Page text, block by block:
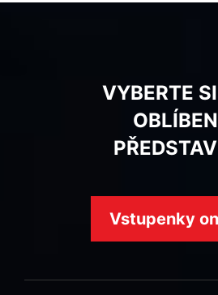
VYBERTE
Vstupenky